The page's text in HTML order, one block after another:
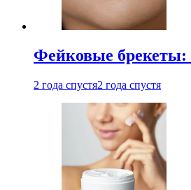
Фейковые брекеты:
2 года спустя2 года спустя